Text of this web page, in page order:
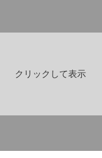
クリックして表示